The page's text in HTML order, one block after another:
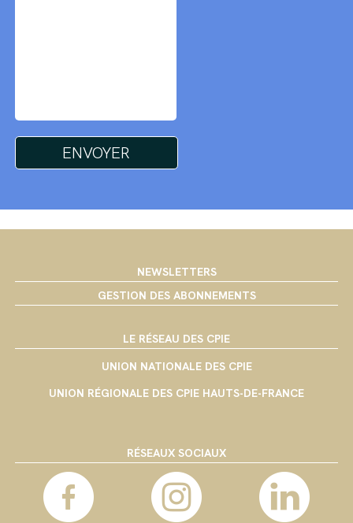
NEWSLETTERS
GESTION DES ABONNEMENTS
LE RÉSEAU DES CPIE
UNION NATIONALE DES CPIE
UNION RÉGIONALE DES CPIE HAUTS-DE-FRANCE
RÉSEAUX SOCIAUX